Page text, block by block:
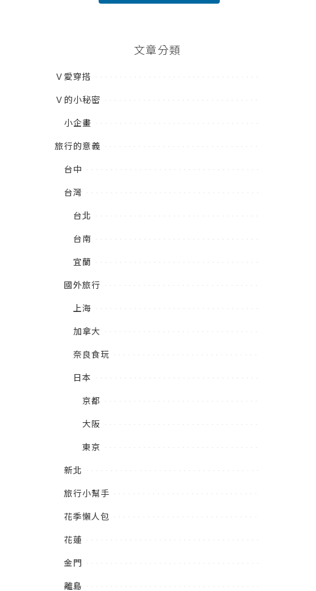
文章分類
Ｖ愛穿搭
Ｖ的小秘密
小企畫
旅行的意義
台中
台灣
台北
台南
宜蘭
國外旅行
上海
加拿大
奈良食玩
日本
京都
大阪
東京
新北
旅行小幫手
花季懶人包
花蓮
金門
離島